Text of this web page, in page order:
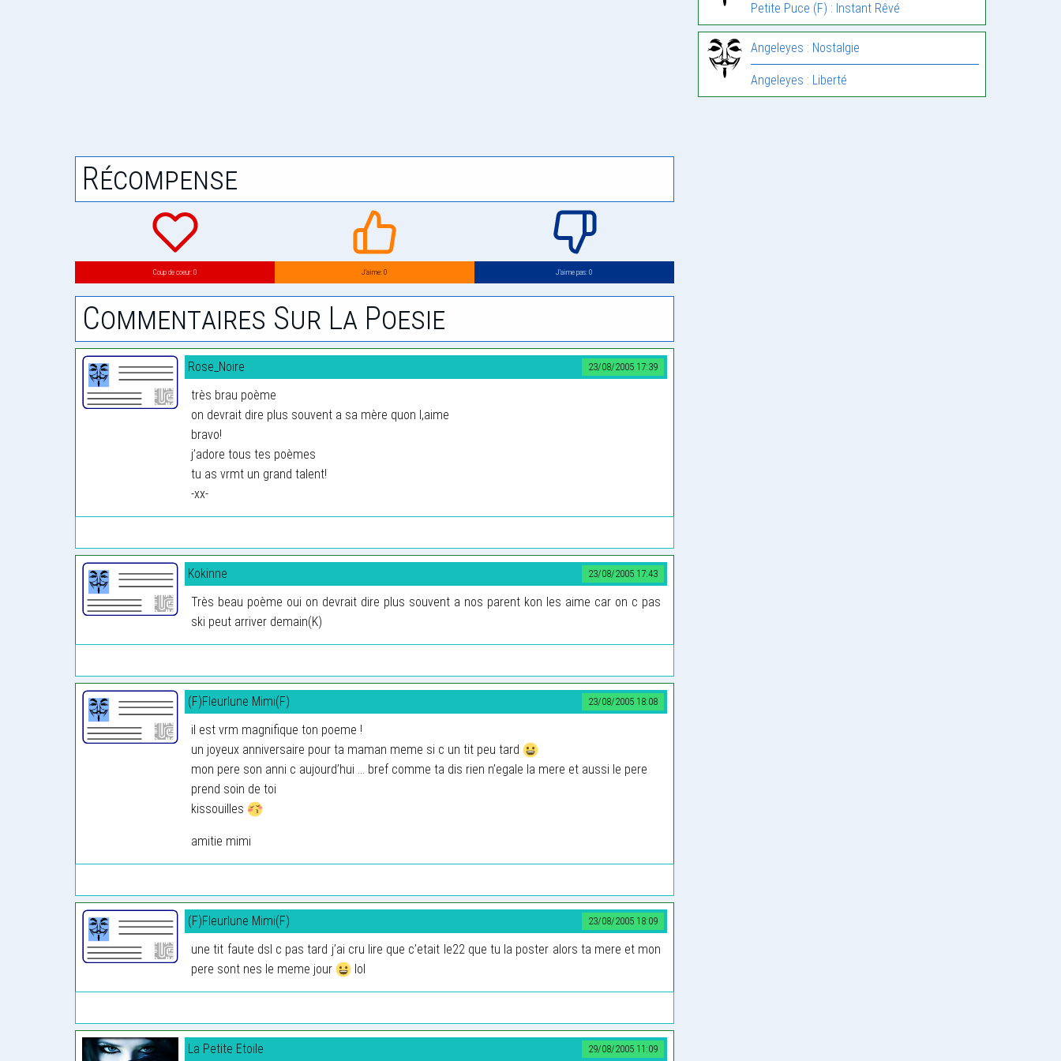
Récompense
Coup de coeur: 0 J’aime: 0 J’aime pas: 0
Commentaires Sur La Poesie
23/08/2005 17:39
Rose_Noire
très brau poème
on devrait dire plus souvent a sa mère quon l,aime
bravo!
j’adore tous tes poèmes
tu as vrmt un grand talent!
-xx-
23/08/2005 17:43
Kokinne
Très beau poème oui on devrait dire plus souvent a nos parent kon les aime car on c pas
ski peut arriver demain(K)
23/08/2005 18:08
(F)Fleurlune Mimi(F)
il est vrm magnifique ton poeme !
un joyeux anniversaire pour ta maman meme si c un tit peu tard
mon pere son anni c aujourd’hui ... bref comme ta dis rien n’egale la mere et aussi le pere
prend soin de toi
kissouilles
amitie mimi
23/08/2005 18:09
(F)Fleurlune Mimi(F)
une tit faute dsl c pas tard j’ai cru lire que c’etait le22 que tu la poster alors ta mere et mon
pere sont nes le meme jour
lol
29/08/2005 11:09
La Petite Etoile
Petite Puce (F) : Instant Rêvé
Angeleyes : Nostalgie
Angeleyes : Liberté